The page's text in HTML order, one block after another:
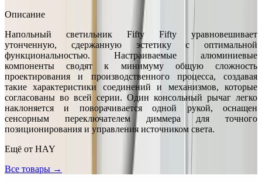
Описание
Напольный светильник Fifty Fifty уравновешивает
утонченную, сдержанную эстетику с оптимальной
функциональностью. Настраиваемые алюминиевые
компоненты сводят к минимуму общую сложность
проектирования и производственного процесса, создавая
такие характеристики соединений и механизмов, которые
согласованы во всей серии. Один консольный рычаг легко
наклоняется и поворачивается одной рукой, оснащен
сенсорным переключателем диммера для точного
позиционирования и управления источником света.
Ещё от HAY
Все товары →